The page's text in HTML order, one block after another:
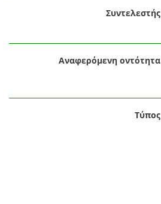
Συντελεστής
Αναφερόμενη οντότητα
Τύπος